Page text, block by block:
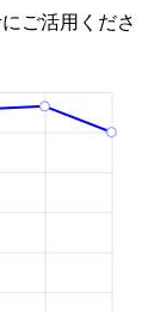
ご活用くださ